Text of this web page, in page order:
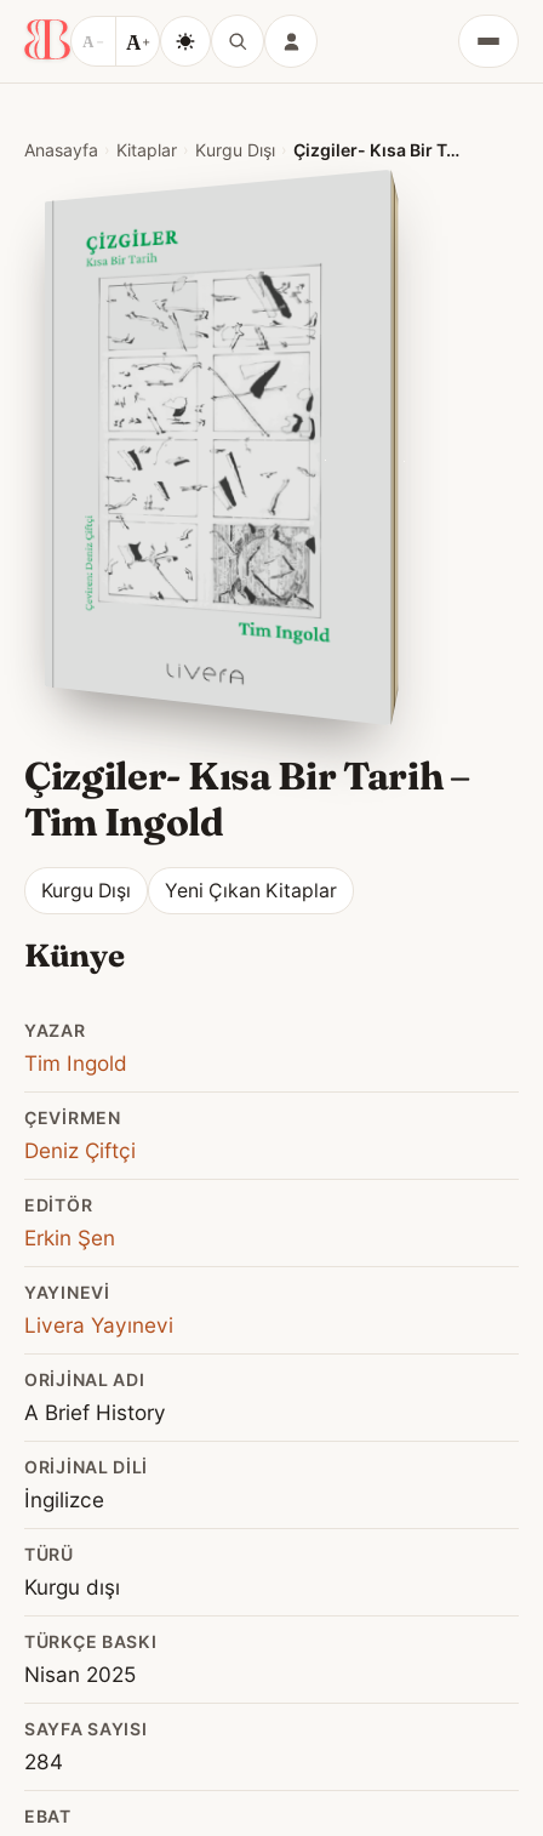
A − A+
Menü
Anasayfa Kitaplar Kurgu Dışı Çizgiler- Kısa Bir Tarih
Çizgiler- Kısa Bir Tarih–
Tim Ingold
Kurgu Dışı Yeni Çıkan Kitaplar
Künye
YAZAR
Tim Ingold
ÇEVIRMEN
Deniz Çiftçi
EDITÖR
Erkin Şen
YAYINEVI
Livera Yayınevi
ORIJINAL ADI
A Brief History
ORIJINAL DILI
İngilizce
TÜRÜ
Kurgu dışı
TÜRKÇE BASKI
Nisan 2025
SAYFA SAYISI
284
EBAT